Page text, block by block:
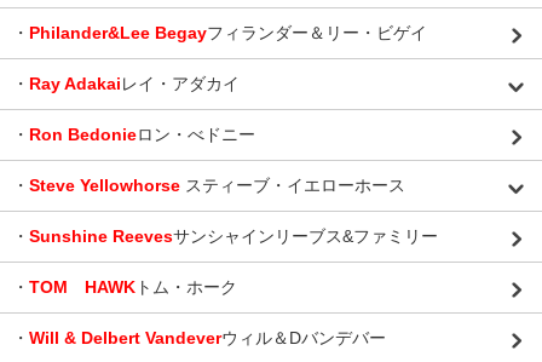
・ Philander&Lee Begayフィランダー＆リー・ビゲイ
・ Ray Adakaiレイ・アダカイ
・ Ron Bedonieロン・べドニー
・ Steve Yellowhorse スティーブ・イエローホース
・ Sunshine Reevesサンシャインリーブス&ファミリー
・ TOM HAWK トム・ホーク
・ Will & Delbert Vandeverウィル＆Dバンデバー